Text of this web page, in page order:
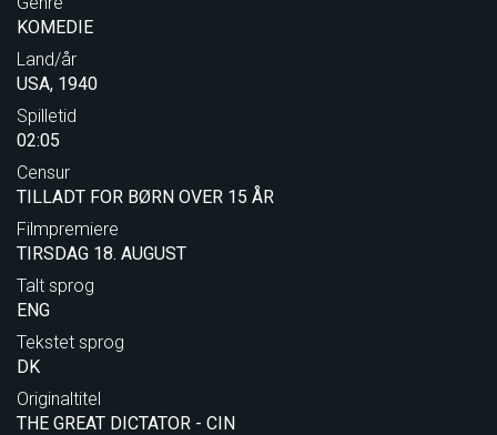
KOMEDIE
Land/år
USA, 1940
Spilletid
02:05
Censur
TILLADT FOR BØRN OVER 15 ÅR
Filmpremiere
TIRSDAG 18. AUGUST
Talt sprog
ENG
Tekstet sprog
DK
Originaltitel
THE GREAT DICTATOR - CIN